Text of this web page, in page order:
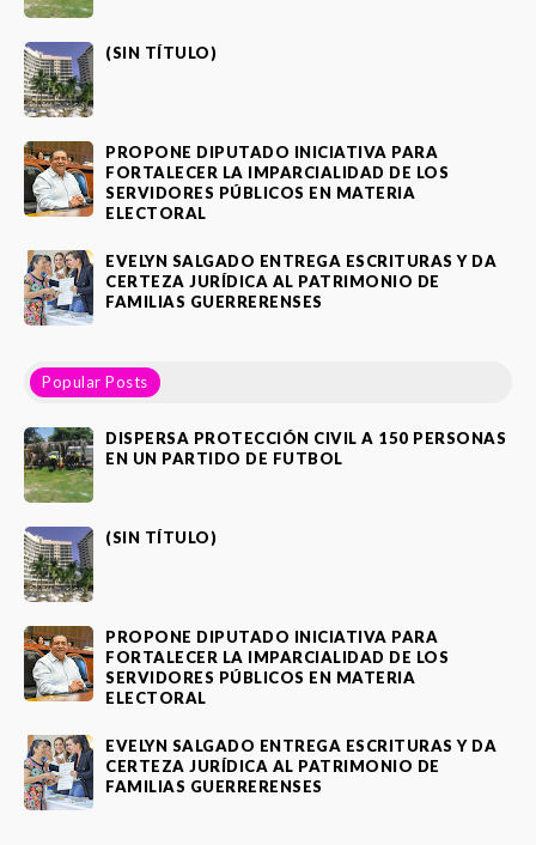
(SIN TÍTULO)
PROPONE DIPUTADO INICIATIVA PARA
FORTALECER LA IMPARCIALIDAD DE LOS
SERVIDORES PÚBLICOS EN MATERIA
ELECTORAL
EVELYN SALGADO ENTREGA ESCRITURAS Y DA
CERTEZA JURÍDICA AL PATRIMONIO DE
FAMILIAS GUERRERENSES
Popular Posts
DISPERSA PROTECCIÓN CIVIL A 150 PERSONAS
EN UN PARTIDO DE FUTBOL
(SIN TÍTULO)
PROPONE DIPUTADO INICIATIVA PARA
FORTALECER LA IMPARCIALIDAD DE LOS
SERVIDORES PÚBLICOS EN MATERIA
ELECTORAL
EVELYN SALGADO ENTREGA ESCRITURAS Y DA
CERTEZA JURÍDICA AL PATRIMONIO DE
FAMILIAS GUERRERENSES